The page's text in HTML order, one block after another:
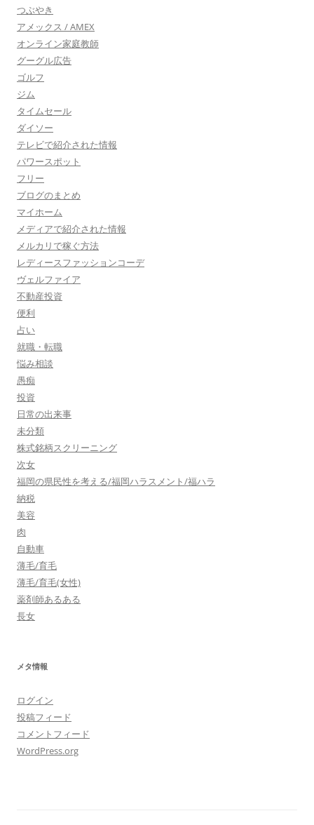
つぶやき
アメックス / AMEX
オンライン家庭教師
グーグル広告
ゴルフ
ジム
タイムセール
ダイソー
テレビで紹介された情報
パワースポット
フリー
ブログのまとめ
マイホーム
メディアで紹介された情報
メルカリで稼ぐ方法
レディースファッションコーデ
ヴェルファイア
不動産投資
便利
占い
就職・転職
悩み相談
愚痴
投資
日常の出来事
未分類
株式銘柄スクリーニング
次女
福岡の県民性を考える/福岡ハラスメント/福ハラ
納税
美容
肉
自動車
薄毛/育毛
薄毛/育毛(女性)
薬剤師あるある
長女
メタ情報
ログイン
投稿フィード
コメントフィード
WordPress.org